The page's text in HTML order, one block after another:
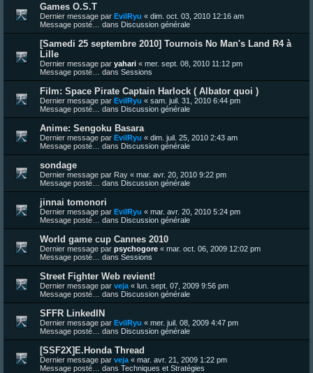
Games O.S.T
Dernier message par EvilRyu « dim. oct. 03, 2010 12:16 am
Message posté… dans Discussion générale
[Samedi 25 septembre 2010] Tournois No Man's Land R4 à
Lille
Dernier message par yahari « mer. sept. 08, 2010 11:12 pm
Message posté… dans Sessions
Film: Space Pirate Captain Harlock ( Albator quoi )
Dernier message par EvilRyu « sam. juil. 31, 2010 6:44 pm
Message posté… dans Discussion générale
Anime: Sengoku Basara
Dernier message par EvilRyu « dim. juil. 25, 2010 2:43 am
Message posté… dans Discussion générale
sondage
Dernier message par Ray « mar. avr. 20, 2010 9:22 pm
Message posté… dans Discussion générale
jinnai tomonori
Dernier message par EvilRyu « mar. avr. 20, 2010 5:24 pm
Message posté… dans Discussion générale
World game cup Cannes 2010
Dernier message par psychogore « mar. oct. 06, 2009 12:02 pm
Message posté… dans Sessions
Street Fighter Web revient!
Dernier message par veja « lun. sept. 07, 2009 9:56 pm
Message posté… dans Discussion générale
SFFR LinkedIN
Dernier message par EvilRyu « mer. juil. 08, 2009 4:47 pm
Message posté… dans Discussion générale
[SSF2X]E.Honda Thread
Dernier message par veja « mar. avr. 21, 2009 1:22 pm
Message posté… dans Techniques et Stratégies